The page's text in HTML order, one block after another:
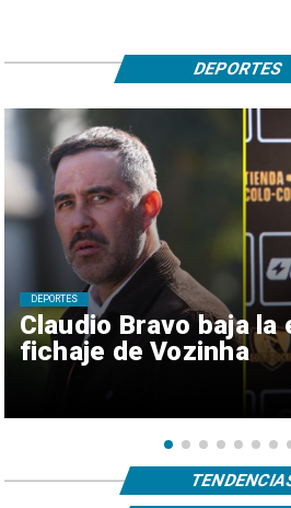
Claudio Bravo baja
fichaje de Vozinha
DEPORTES
DEPORTES